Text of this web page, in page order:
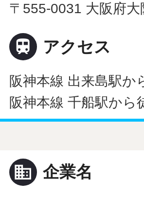
〒555-0031 大阪府
 アクセス
阪神本線 出来島駅か
阪神本線 千船駅から
business 企業名